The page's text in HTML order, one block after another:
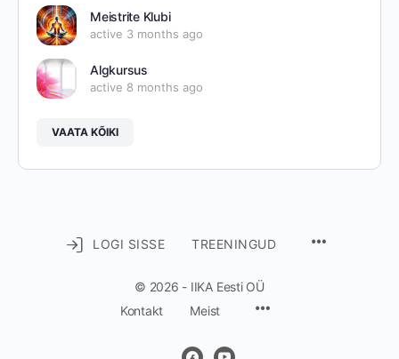
Meistrite Klubi
active 3 months ago
Algkursus
active 8 months ago
VAATA KÕIKI
LOGI SISSE TREENINGUD
© 2026 - IIKA Eesti OÜ
Kontakt
Meist